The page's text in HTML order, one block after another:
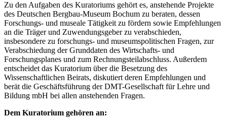
Zu den Aufgaben des Kuratoriums gehört es, anstehende Projekte
des Deutschen Bergbau-Museum Bochum zu beraten, dessen
Forschungs- und museale Tätigkeit zu fördern sowie Empfehlungen
an die Träger und Zuwendungsgeber zu verabschieden,
insbesondere zu forschungs- und museumspolitischen Fragen, zur
Verabschiedung der Grunddaten des Wirtschafts- und
Forschungsplanes und zum Rechnungsteilabschluss. Außerdem
entscheidet das Kuratorium über die Besetzung des
Wissenschaftlichen Beirats, diskutiert deren Empfehlungen und
berät die Geschäftsführung der DMT-Gesellschaft für Lehre und
Bildung mbH bei allen anstehenden Fragen.
Dem Kuratorium gehören an: